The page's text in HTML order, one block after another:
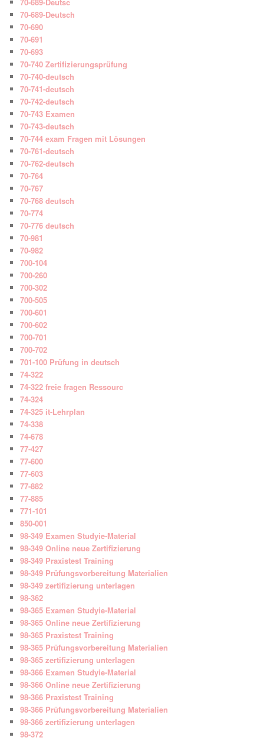
70-689-Deutsc
70-689-Deutsch
70-690
70-691
70-693
70-740 Zertifizierungsprüfung
70-740-deutsch
70-741-deutsch
70-742-deutsch
70-743 Examen
70-743-deutsch
70-744 exam Fragen mit Lösungen
70-761-deutsch
70-762-deutsch
70-764
70-767
70-768 deutsch
70-774
70-776 deutsch
70-981
70-982
700-104
700-260
700-302
700-505
700-601
700-602
700-701
700-702
701-100 Prüfung in deutsch
74-322
74-322 freie fragen Ressourc
74-324
74-325 it-Lehrplan
74-338
74-678
77-427
77-600
77-603
77-882
77-885
771-101
850-001
98-349 Examen Studyie-Material
98-349 Online neue Zertifizierung
98-349 Praxistest Training
98-349 Prüfungsvorbereitung Materialien
98-349 zertifizierung unterlagen
98-362
98-365 Examen Studyie-Material
98-365 Online neue Zertifizierung
98-365 Praxistest Training
98-365 Prüfungsvorbereitung Materialien
98-365 zertifizierung unterlagen
98-366 Examen Studyie-Material
98-366 Online neue Zertifizierung
98-366 Praxistest Training
98-366 Prüfungsvorbereitung Materialien
98-366 zertifizierung unterlagen
98-372